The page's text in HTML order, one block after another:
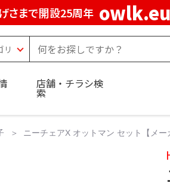
さまで開設25周年
店舗・チラシ検
索
ニーチェアX オットマン セット【メー